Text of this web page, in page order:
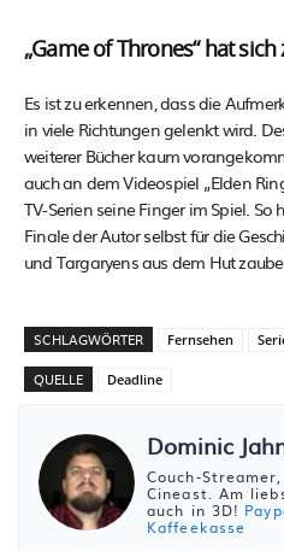
„Game of Thrones“ hat
Es ist zu erkennen, dass die
in viele Richtungen gelenkt wird.
weiterer Bücher kaum
auch an dem Videospiel „Elden
TV-Serien seine Finger im Spiel.
Finale der Autor selbst für die
und Targaryens aus dem Hut
SCHLAGWÖRTER Fernsehen
QUELLE Deadline
Dominic
Couch-
Cineast. Am
auch in 3D!
Kaffeekasse